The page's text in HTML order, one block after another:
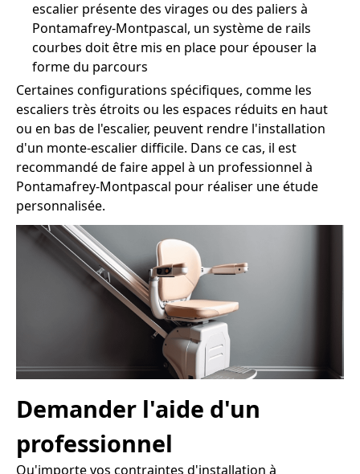
escalier présente des virages ou des paliers à
Pontamafrey-Montpascal, un système de rails
courbes doit être mis en place pour épouser la
forme du parcours
Certaines configurations spécifiques, comme les
escaliers très étroits ou les espaces réduits en haut
ou en bas de l'escalier, peuvent rendre l'installation
d'un monte-escalier difficile. Dans ce cas, il est
recommandé de faire appel à un professionnel à
Pontamafrey-Montpascal pour réaliser une étude
personnalisée.
Demander l'aide d'un
professionnel
Qu'importe vos contraintes d'installation à